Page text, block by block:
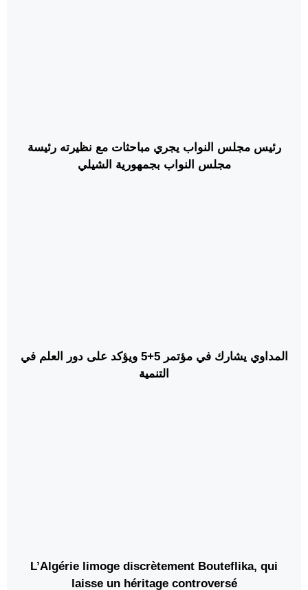
رئيس مجلس النواب يجري مباحثات مع نظيرته رئيسة
مجلس النواب بجمهورية الشيلي
المداوي يشارك في مؤتمر 5+5 ويؤكد على دور العلم في
التنمية
L’Algérie limoge discrètement Bouteflika, qui
laisse un héritage controversé